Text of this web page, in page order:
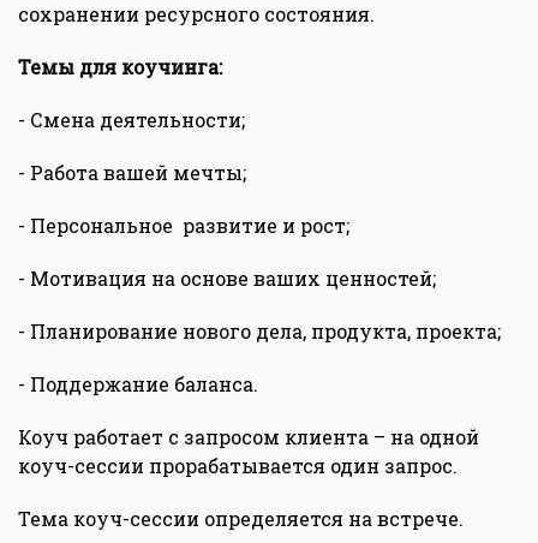
сохранении ресурсного состояния.
Темы для коучинга:
- Смена деятельности;
- Работа вашей мечты;
- Персональное развитие и рост;
- Мотивация на основе ваших ценностей;
- Планирование нового дела, продукта, проекта;
- Поддержание баланса.
Коуч работает с запросом клиента – на одной
коуч-сессии прорабатывается один запрос.
Тема коуч-сессии определяется на встрече.